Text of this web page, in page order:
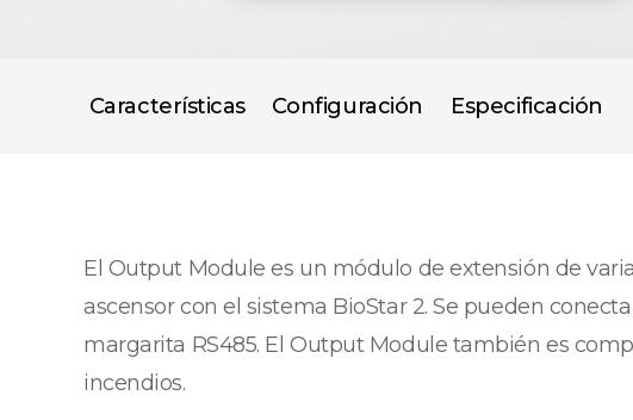
Características Configuración Especificación
El Output Module es un módulo de extensión de
ascensor con el sistema BioStar 2. Se pueden
margarita RS485. El Output Module también es
incendios.